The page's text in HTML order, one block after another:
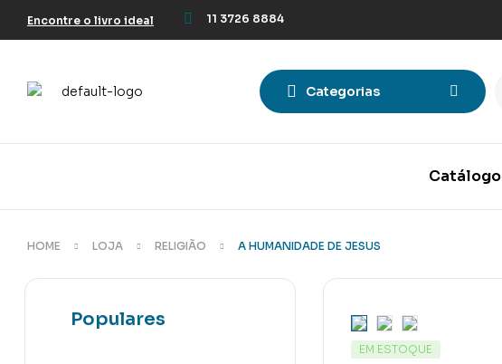
Encontre o livro ideal 11 3726 8884
Categorias
Catálogo
HOME LOJA RELIGIÃO A HUMANIDADE DE JESUS
EM ESTOQUE
Populares